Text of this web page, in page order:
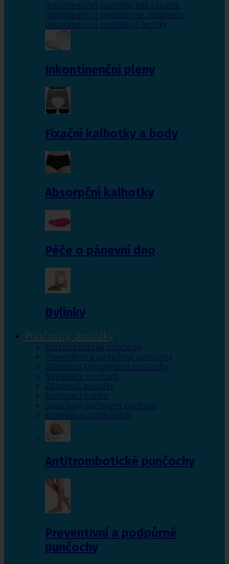
Inkontinenční podložky bez záložek,
Inkontinenční podložky se záložkami,
Inkontinenční podložky s lepítky
Inkontinenční pleny
Fixační kalhotky a body
Absorpční kalhotky
Péče o pánevní dno
Bylinky
Punčochy, ponožky
Antitrombotické punčochy
Preventivní a podpůrné punčochy
Zdravotní kompresivní punčochy
Navlékače punčoch
Zdravotní ponožky
Stahovací prádlo
Doplňkový sortiment punčoch
Kompresní podkolenky
Antitrombotické punčochy
Preventivní a podpůrné
punčochy